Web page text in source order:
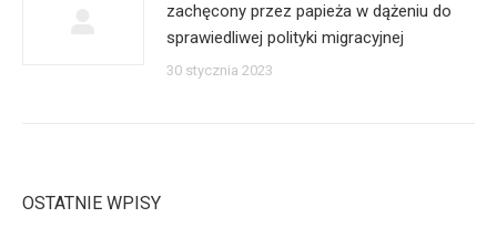
zachęcony przez papieża w dążeniu do
sprawiedliwej polityki migracyjnej
30 stycznia 2023
OSTATNIE WPISY